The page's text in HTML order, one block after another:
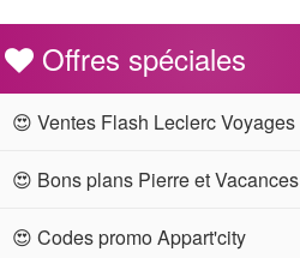
Offres spéciales
😍 Ventes Flash Leclerc Voyages
😍 Bons plans Pierre et Vacances
😍 Codes promo Appart'city